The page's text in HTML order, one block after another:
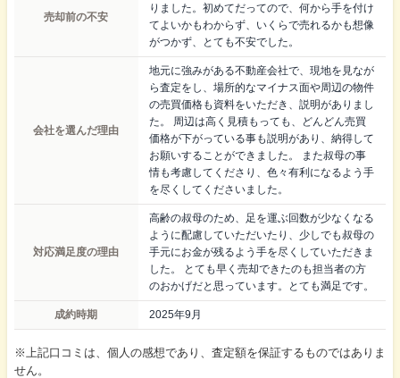
売却前の不安
りました。初めてだってので、何から手を付け
てよいかもわからず、いくらで売れるかも想像
がつかず、とても不安でした。
会社を選んだ理由
地元に強みがある不動産会社で、現地を見なが
ら査定をし、場所的なマイナス面や周辺の物件
の売買価格も資料をいただき、説明がありまし
た。 周辺は高く見積もっても、どんどん売買
価格が下がっている事も説明があり、納得して
お願いすることができました。 また叔母の事
情も考慮してくださり、色々有利になるよう手
を尽くしてくださいました。
対応満足度の理由
高齢の叔母のため、足を運ぶ回数が少なくなる
ように配慮していただいたり、少しでも叔母の
手元にお金が残るよう手を尽くしていただきま
した。 とても早く売却できたのも担当者の方
のおかげだと思っています。とても満足です。
成約時期 2025年9月
※上記口コミは、個人の感想であり、査定額を保証するものではありま
せん。